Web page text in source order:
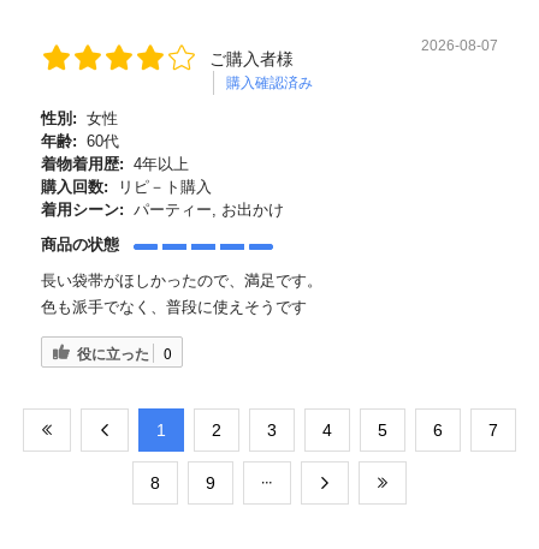
ご購入者様
購入確認済み
2026-08-07
性別: 女性
年齢: 60代
着物着用歴: 4年以上
購入回数:
リピ－ト購入
着用シーン: パーティー, お出かけ
商品の状態
長い袋帯がほしかったので、満足です。
色も派手でなく、普段に使えそうです
役に立った 0
​1 ​2 ​3 ​4 ​5 ​6 ​7
​8 ​9